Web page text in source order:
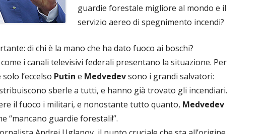
guardie forestale migliore al mondo e il
servizio aereo di spegnimento incendi?
di chi è la mano che ha dato fuoco ai boschi?
i canali televisivi federali presentano la situazione. Per
l’eccelso Putin e Medvedevsono i grandi salvatori:
sberle a tutti, e hanno già trovato gli incendiari.
il fuoco i militari, e nonostante tutto quanto, Medvedev
“mancano guardie forestali!”.